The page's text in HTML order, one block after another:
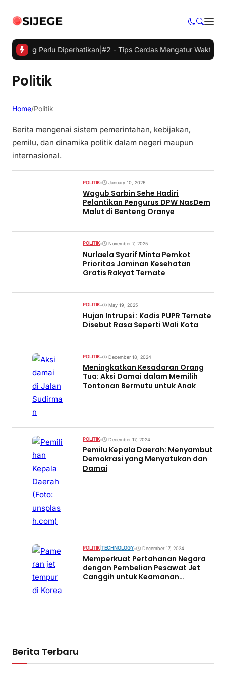
yang Perlu Diperhatikan|#2 -Tips Cerdas Mengatur Waktu dan
Politik
Home/Politik
Berita mengenai sistem pemerintahan, kebijakan,
pemilu, dan dinamika politik dalam negeri maupun
internasional.
POLITIK• January 10, 2026
Wagub Sarbin Sehe Hadiri
Pelantikan Pengurus DPW NasDem
Malut di Benteng Oranye
POLITIK• November 7, 2025
Nurlaela Syarif Minta Pemkot
Prioritas Jaminan Kesehatan
Gratis Rakyat Ternate
POLITIK• May 19, 2025
Hujan Intrupsi : Kadis PUPR Ternate
Disebut Rasa Seperti Wali Kota
POLITIK• December 18, 2024
Meningkatkan Kesadaran Orang
Tua: Aksi Damai dalam Memilih
Tontonan Bermutu untuk Anak
POLITIK• December 17, 2024
Pemilu Kepala Daerah: Menyambut
Demokrasi yang Menyatukan dan
Damai
POLITIK TECHNOLOGY• December 17, 2024
Memperkuat Pertahanan Negara
dengan Pembelian Pesawat Jet
Canggih untuk Keamanan
Berita Terbaru